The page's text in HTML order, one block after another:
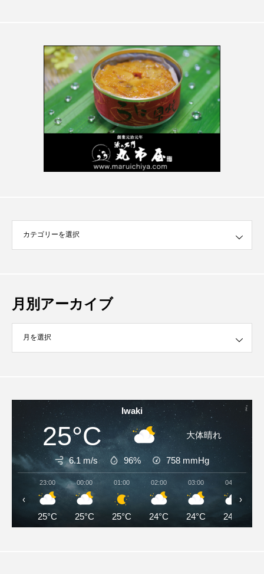
月別アーカイブ
ブ
Iwaki
25°C 大体晴れ
6.1 m/s 96% 758 mmHg
23:00
25°C
00:00
25°C
01:00
25°C
02:00
24°C
03:00
24°C
04:00
24°C
‹ ›